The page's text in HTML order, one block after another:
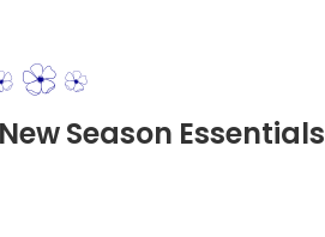
Season Essentials